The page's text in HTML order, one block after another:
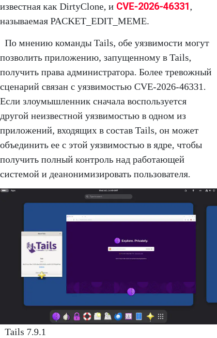
известная как DirtyClone, и CVE-2026-46331,
называемая PACKET_EDIT_MEME.
По мнению команды Tails, обе уязвимости могут
позволить приложению, запущенному в Tails,
получить права администратора. Более тревожный
сценарий связан с уязвимостью CVE-2026-46331.
Если злоумышленник сначала воспользуется
другой неизвестной уязвимостью в одном из
приложений, входящих в состав Tails, он может
объединить ее с этой уязвимостью в ядре, чтобы
получить полный контроль над работающей
системой и деанонимизировать пользователя.
Tails 7.9.1